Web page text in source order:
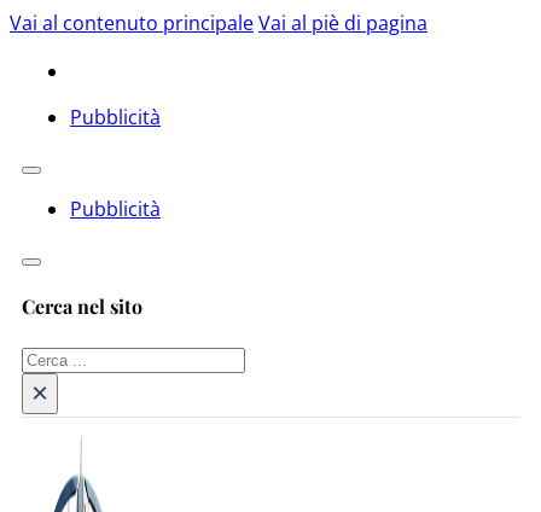
Vai al contenuto principaleVai al piè di pagina
Pubblicità
Pubblicità
Cerca nel sito
Cerca
×